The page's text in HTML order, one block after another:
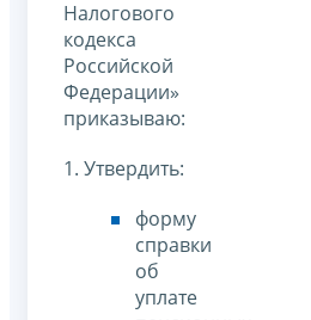
Налогового
кодекса
Российской
Федерации»
приказываю:
1. Утвердить:
форму
справки
об
уплате